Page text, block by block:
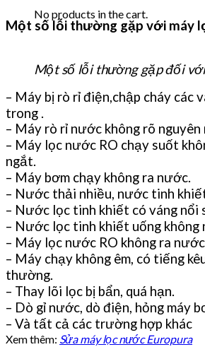
No products in the cart.
Một số lỗi thường gặp với máy
Một số lỗi thường gặp đối
– Máy bị rò rỉ điện,chập cháy các
trong .
– Máy rò rỉ nước không rõ nguyên
– Máy lọc nước RO chạy suốt
ngắt.
– Máy bơm chạy không ra nước.
– Nước thải nhiều, nước tinh
– Nước lọc tinh khiết có váng nổi
– Nước lọc tinh khiết uống không
– Máy lọc nước RO không ra
– Máy chạy không êm, có tiếng
thường.
– Thay lõi lọc bị bẩn, quá hạn.
– Dò gỉ nước, dò điện, hỏng máy
– Và tất cả các trường hợp khác
Xem thêm: Sửa máy lọc nước Europura